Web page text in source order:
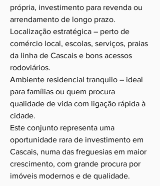
própria, investimento para revenda ou
arrendamento de longo prazo.
Localização estratégica – perto de
comércio local, escolas, serviços, praias
da linha de Cascais e bons acessos
rodoviários.
Ambiente residencial tranquilo – ideal
para famílias ou quem procura
qualidade de vida com ligação rápida à
cidade.
Este conjunto representa uma
oportunidade rara de investimento em
Cascais, numa das freguesias em maior
crescimento, com grande procura por
imóveis modernos e de qualidade.